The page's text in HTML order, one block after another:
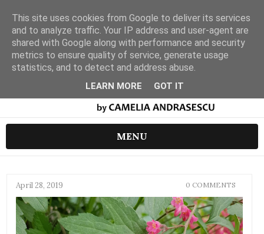
MENU
April 28, 2019 0 COMMENTS
This site uses cookies from Google to deliver its services
and to analyze traffic. Your IP address and user-agent are
shared with Google along with performance and security
metrics to ensure quality of service, generate usage
statistics, and to detect and address abuse.
LEARN MORE GOT IT